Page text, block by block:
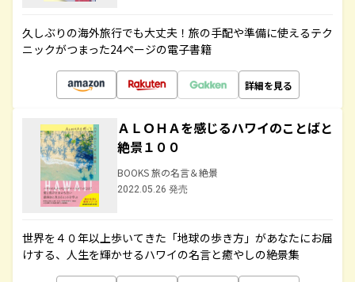
久しぶりの海外旅行でも大丈夫！旅の手配や準備に使えるテク
ニックがつまった24ページの電子書籍
詳細を見る
ＡＬＯＨＡを感じるハワイのことばと
絶景１００
BOOKS 旅の名言＆絶景
2022.05.26 発売
世界を４０年以上歩いてきた「地球の歩き方」があなたにお届
けする、人生を輝かせるハワイの名言と癒やしの絶景集